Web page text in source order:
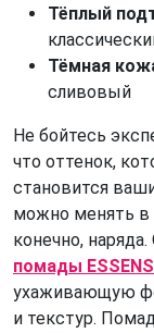
Тёплый
Тёмная
сливовый
Не бойтесь
что оттенок,
становится
можно менять в
конечно,
помады ESSENS
ухаживающую
и текстур.